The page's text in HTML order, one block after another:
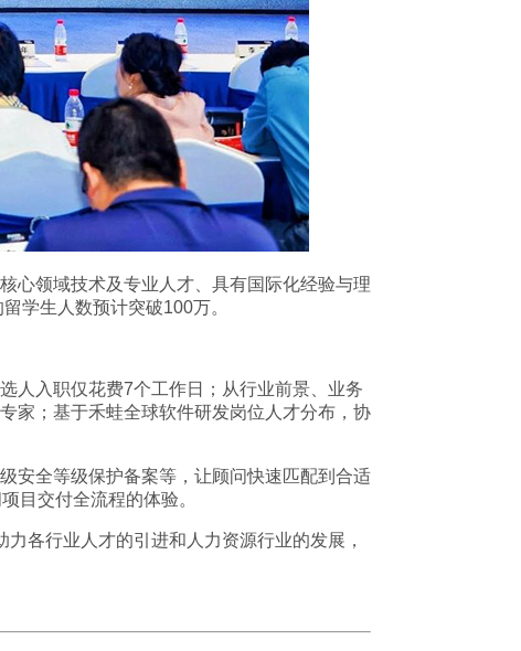
心领域技术及专业人才、具有国际化经验与理
学生人数预计突破100万。
人入职仅花费7个工作日；从行业前景、业务
家；基于禾蛙全球软件研发岗位人才分布，协
安全等级保护备案等，让顾问快速匹配到合适
目交付全流程的体验。
各行业人才的引进和人力资源行业的发展，